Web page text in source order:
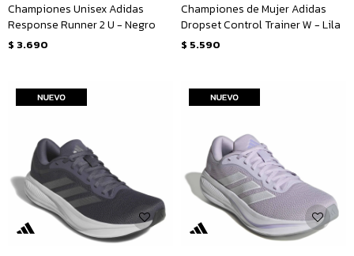
Championes Unisex Adidas
Response Runner 2 U - Negro
$ 3.690
Championes de Mujer Adidas
Dropset Control Trainer W - Lila
$ 5.590